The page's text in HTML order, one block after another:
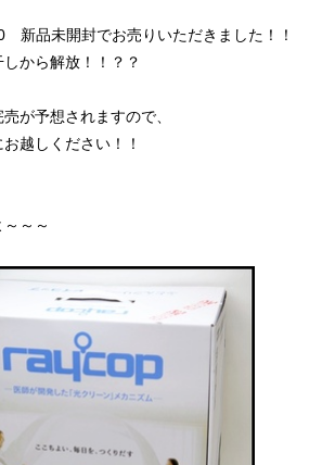
品未開封でお売りいただきました！！
しから解放！！？？
が予想されますので、
越しください！！
～～